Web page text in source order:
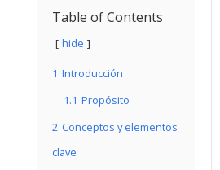
Table of Contents
hide
1 Introducción
1.1 Propósito
2 Conceptos y elementos
clave